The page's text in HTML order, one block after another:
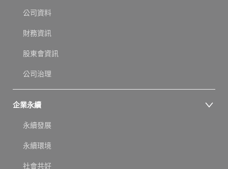
公司資料
財務資訊
股東會資訊
公司治理
企業永續
永續發展
永續環境
社會共好